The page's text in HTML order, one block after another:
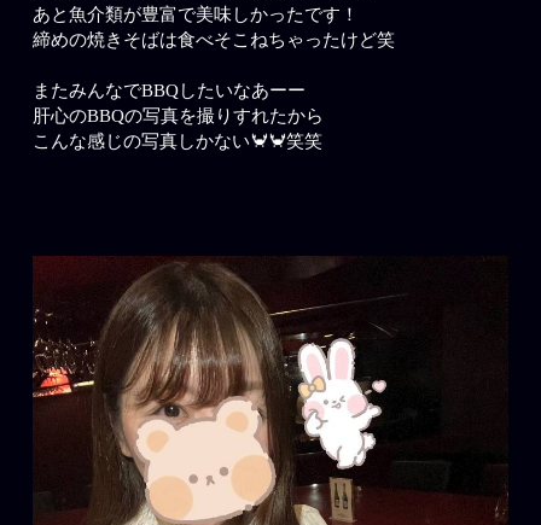
あと魚介類が豊富で美味しかったです！
締めの焼きそばは食べそこねちゃったけど笑
またみんなでBBQしたいなあーー
肝心のBBQの写真を撮りすれたから
こんな感じの写真しかない🦀🦀笑笑